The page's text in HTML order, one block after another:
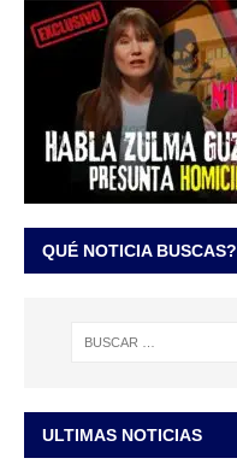
QUÉ NOTICIA BUSCAS?
ULTIMAS NOTICIAS